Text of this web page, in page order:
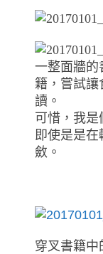
一整面牆的
籍，嘗試讓
讀。
可惜，我是
即使是是
斂。
穿叉書籍中